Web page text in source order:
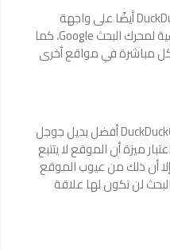
ويحتوي موقع دك دك جو DuckDuckGo أيضًا على واجهة
نظيفة ويوفر كافة المزايا الأساسية لمحرك البحث Google، كما
مباشرة في مواقع أخرى
ويعتبر محرك البحث دك دك جو DuckDuckGo أفضل بديل جوجل
ميزة أن الموقع لا يتتبع
أن ذلك من عيوب الموقع
لن تكون لها علاقة